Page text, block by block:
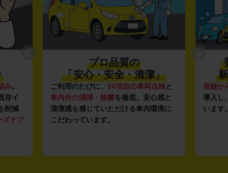
み。
存イ
削減
ズナブ
プロ品質の
「安心・安全・清潔」
ご利用のたびに、 24項目の車両点検と
車内外の清掃・除菌を徹底。安心感と
清潔感を感じていただける車内環境に
こだわっています。
登録か
導入し
います